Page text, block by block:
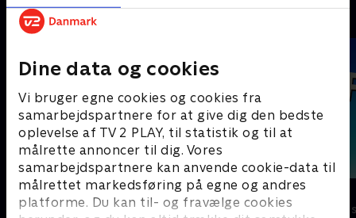
Dine data og cookies
Vi bruger egne cookies og cookies fra
samarbejdspartnere for at give dig den bedste
oplevelse af TV 2 PLAY, til statistik og til at
målrette annoncer til dig. Vores
samarbejdspartnere kan anvende cookie-data til
målrettet markedsføring på egne og andres
platforme. Du kan til- og fravælge cookies
Andre så også
Geckos Garage
Børneserier • 2 sæsoner
F for får
Børneserier • 5